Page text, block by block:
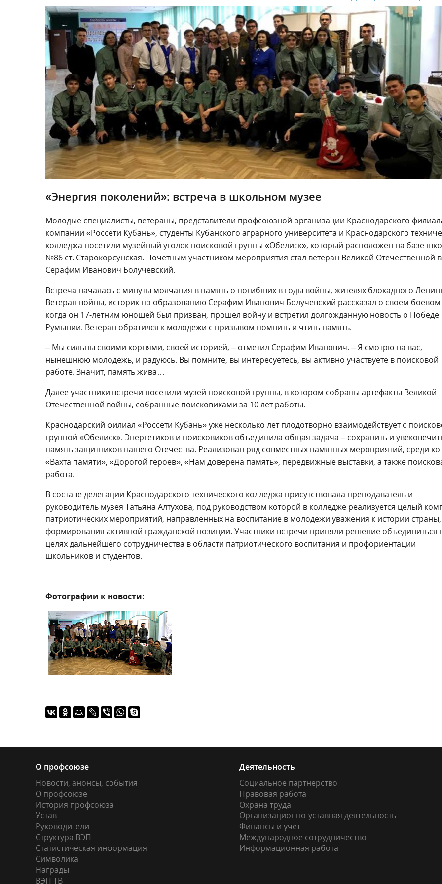
«Энергия поколений»: встреча в школьном музее
Молодые специалисты, ветераны, представители профсоюзной организации Краснодарского
компании «Россети Кубань», студенты Кубанского аграрного университета и Краснодарского
колледжа посетили музейный уголок поисковой группы «Обелиск», который расположен на базе
№86 ст. Старокорсунская. Почетным участником мероприятия стал ветеран Великой Отечественной
Серафим Иванович Болучевский.
Встреча началась с минуты молчания в память о погибших в годы войны, жителях блокадного
Ветеран войны, историк по образованию Серафим Иванович Болучевский рассказал о своем боевом
когда он 17-летним юношей был призван, прошел войну и встретил долгожданную новость о Победе
Румынии. Ветеран обратился к молодежи с призывом помнить и чтить память.
– Мы сильны своими корнями, своей историей, – отметил Серафим Иванович. – Я смотрю на вас,
нынешнюю молодежь, и радуюсь. Вы помните, вы интересуетесь, вы активно участвуете в поисковой
работе. Значит, память жива…
Далее участники встречи посетили музей поисковой группы, в котором собраны артефакты Великой
Отечественной войны, собранные поисковиками за 10 лет работы.
Краснодарский филиал «Россети Кубань» уже несколько лет плодотворно взаимодействует с
группой «Обелиск». Энергетиков и поисковиков объединила общая задача – сохранить и
память защитников нашего Отечества. Реализован ряд совместных памятных мероприятий, среди
«Вахта памяти», «Дорогой героев», «Нам доверена память», передвижные выставки, а также
работа.
В составе делегации Краснодарского технического колледжа присутствовала преподаватель и
руководитель музея Татьяна Алтухова, под руководством которой в колледже реализуется целый
патриотических мероприятий, направленных на воспитание в молодежи уважения к истории страны,
формирования активной гражданской позиции. Участники встречи приняли решение объединиться
целях дальнейшего сотрудничества в области патриотического воспитания и профориентации
школьников и студентов.
Фотографии к новости:
О профсоюзе
Новости, анонсы, события
О профсоюзе
История профсоюза
Устав
Руководители
Структура ВЭП
Статистическая информация
Символика
Награды
ВЭП ТВ
Деятельность
Социальное партнерство
Правовая работа
Охрана труда
Организационно-уставная деятельность
Финансы и учет
Международное сотрудничество
Информационная работа